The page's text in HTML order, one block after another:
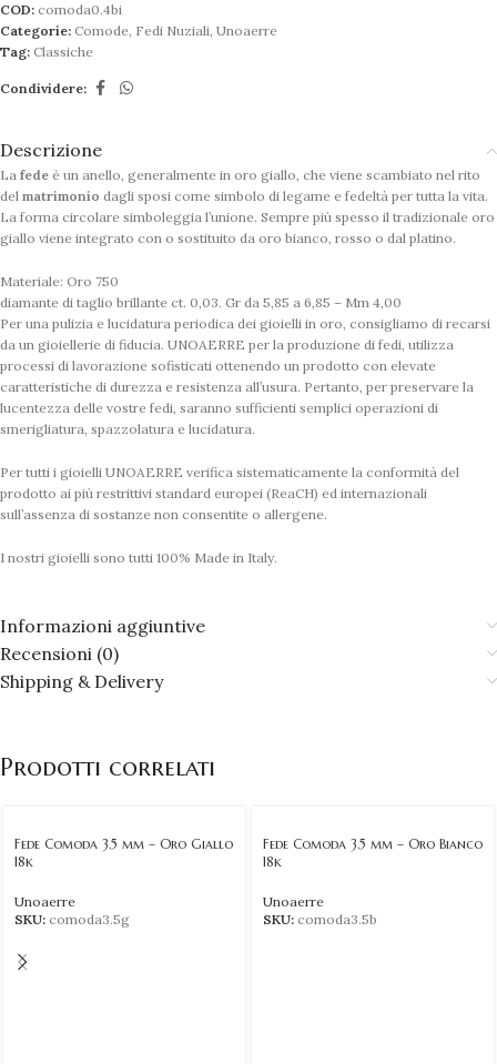
COD: comoda0.4bi
Categorie: Comode, Fedi Nuziali, Unoaerre
Tag: Classiche
Condividere:
Descrizione
La fede è un anello, generalmente in oro giallo, che viene scambiato nel rito
del matrimonio dagli sposi come simbolo di legame e fedeltà per tutta la vita.
La forma circolare simboleggia l’unione. Sempre più spesso il tradizionale oro
giallo viene integrato con o sostituito da oro bianco, rosso o dal platino.
Materiale: Oro 750
diamante di taglio brillante ct. 0,03. Gr da 5,85 a 6,85 – Mm 4,00
Per una pulizia e lucidatura periodica dei gioielli in oro, consigliamo di recarsi
da un gioiellerie di fiducia. UNOAERRE per la produzione di fedi, utilizza
processi di lavorazione sofisticati ottenendo un prodotto con elevate
caratteristiche di durezza e resistenza all’usura. Pertanto, per preservare la
lucentezza delle vostre fedi, saranno sufficienti semplici operazioni di
smerigliatura, spazzolatura e lucidatura.
Per tutti i gioielli UNOAERRE verifica sistematicamente la conformità del
prodotto ai più restrittivi standard europei (ReaCH) ed internazionali
sull’assenza di sostanze non consentite o allergene.
I nostri gioielli sono tutti 100% Made in Italy.
Informazioni aggiuntive
Recensioni (0)
Shipping & Delivery
Prodotti correlati
Fede Comoda 3.5 mm – Oro Giallo
18k
Unoaerre
SKU: comoda3.5g
Fede Comoda 3.5 mm – Oro Bianco
18k
Unoaerre
SKU: comoda3.5b